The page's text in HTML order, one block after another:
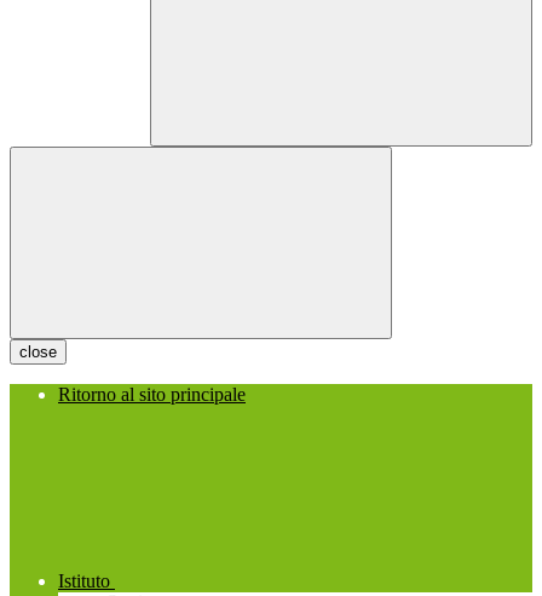
close
Ritorno al sito principale
Istituto